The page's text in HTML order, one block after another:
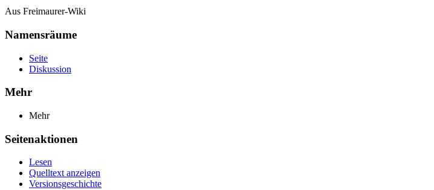
Aus Freimaurer-Wiki
Namensräume
Seite
Diskussion
Mehr
Mehr
Seitenaktionen
Lesen
Quelltext anzeigen
Versionsgeschichte